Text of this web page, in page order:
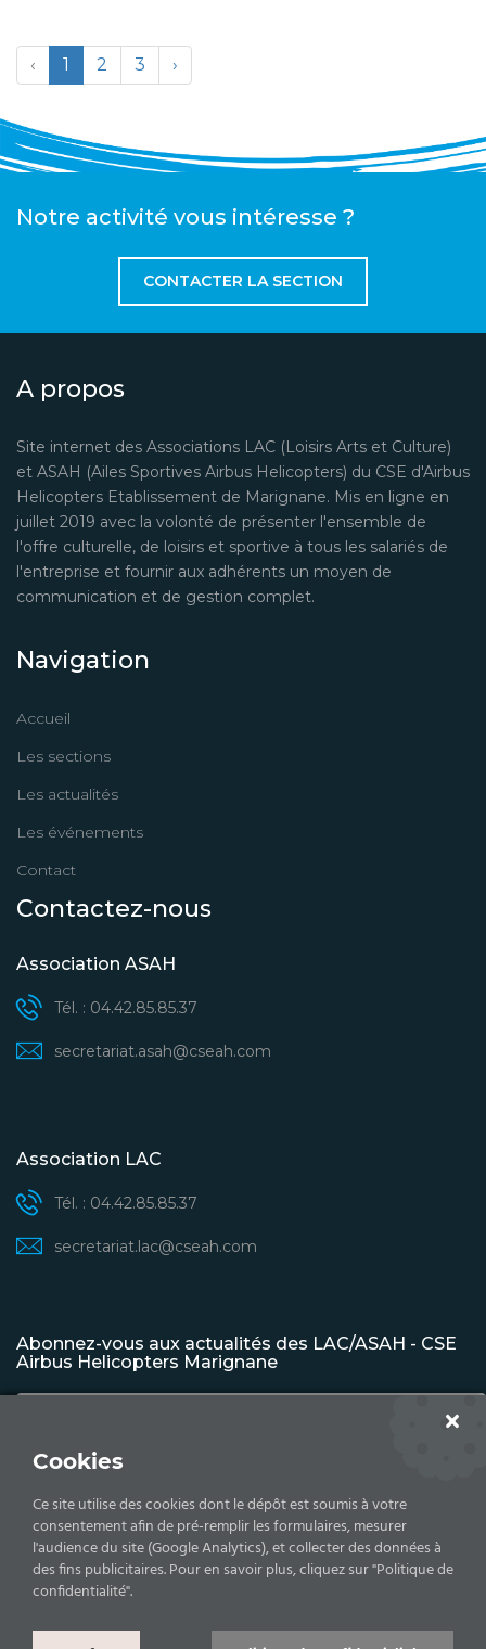
‹ 1 2 3 ›
Notre activité vous intéresse ?
CONTACTER LA SECTION
A propos
Site internet des Associations LAC (Loisirs Arts et Culture)
et ASAH (Ailes Sportives Airbus Helicopters) du CSE d'Airbus
Helicopters Etablissement de Marignane. Mis en ligne en
juillet 2019 avec la volonté de présenter l'ensemble de
l'offre culturelle, de loisirs et sportive à tous les salariés de
l'entreprise et fournir aux adhérents un moyen de
communication et de gestion complet.
Navigation
Accueil
Les sections
Les actualités
Les événements
Contact
Contactez-nous
Association ASAH
Tél. : 04.42.85.85.37
secretariat.asah@cseah.com
Association LAC
Tél. : 04.42.85.85.37
secretariat.lac@cseah.com
Abonnez-vous aux actualités des LAC/ASAH - CSE
Airbus Helicopters Marignane
Copyrights © 2026 Comité d'établissement - Airbus
Cookies
Ce site utilise des cookies dont le dépôt est soumis à votre
consentement afin de pré-remplir les formulaires, mesurer
l'audience du site (Google Analytics), et collecter des données à
des fins publicitaires. Pour en savoir plus, cliquez sur "Politique de
confidentialité".